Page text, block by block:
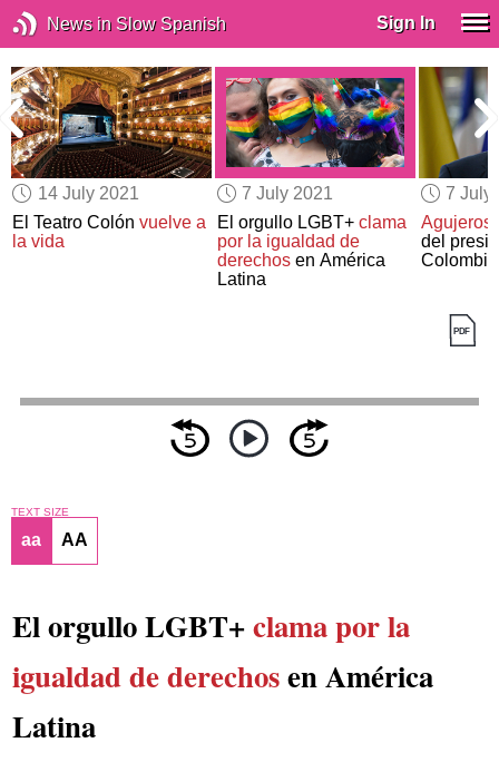
News in Slow Spanish Sign In
14 July 2021
El Teatro Colónvuelve a
la vida
7 July 2021
El orgullo LGBT+ clama
por la igualdad de
derechosen América
Latina
7 July
Agujeros
del
Colombia
TEXT SIZE
aa AA
El orgullo LGBT+clama por la
igualdad de derechosen América
Latina